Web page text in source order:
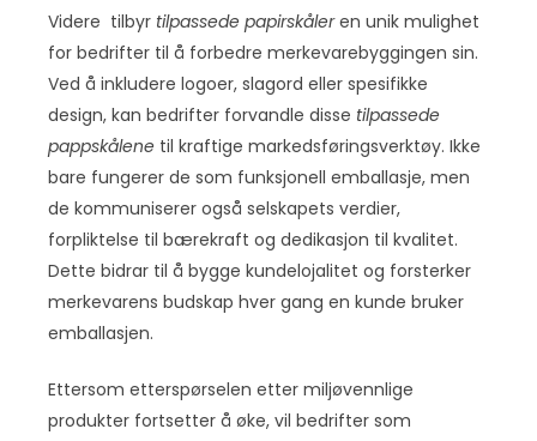
Videre tilbyr tilpassede papirskåleren unik mulighet
for bedrifter til å forbedre merkevarebyggingen sin.
Ved å inkludere logoer, slagord eller spesifikke
design, kan bedrifter forvandle disse tilpassede
pappskålene til kraftige markedsføringsverktøy. Ikke
bare fungerer de som funksjonell emballasje, men
de kommuniserer også selskapets verdier,
forpliktelse til bærekraft og dedikasjon til kvalitet.
Dette bidrar til å bygge kundelojalitet og forsterker
merkevarens budskap hver gang en kunde bruker
emballasjen.
Ettersom etterspørselen etter miljøvennlige
produkter fortsetter å øke, vil bedrifter som